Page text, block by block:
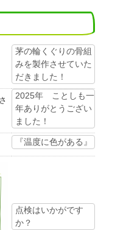
茅の輪くぐりの骨組
みを製作させていた
だきました！
2025年 ことしも一
年ありがとうござい
ました！
『温度に色がある』
点検はいかがです
か？